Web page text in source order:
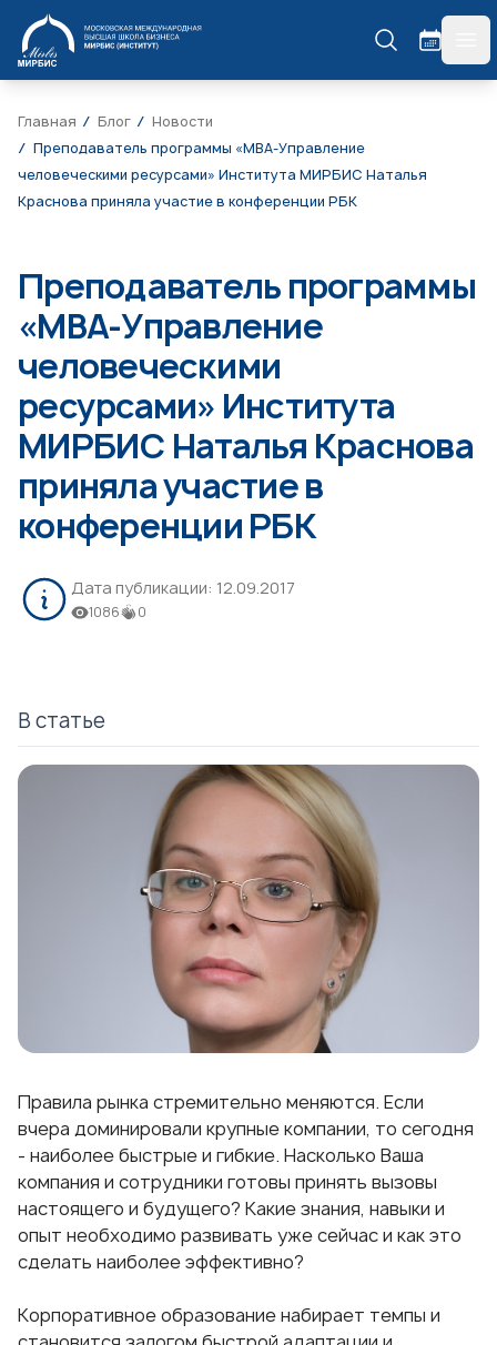
МИРБИС
Главная Блог
Новости
Преподаватель программы «MBA-Управление
человеческими ресурсами» Института МИРБИС Наталья
Краснова приняла участие в конференции РБК
Преподаватель программы
«MBA-Управление
человеческими
ресурсами» Института
МИРБИС Наталья Краснова
приняла участие в
конференции РБК
Дата публикации: 12.09.2017
1086 0
В статье
Правила рынка стремительно меняются. Если
вчера доминировали крупные компании, то сегодня
- наиболее быстрые и гибкие. Насколько Ваша
компания и сотрудники готовы принять вызовы
настоящего и будущего? Какие знания, навыки и
опыт необходимо развивать уже сейчас и как это
сделать наиболее эффективно?
Корпоративное образование набирает темпы и